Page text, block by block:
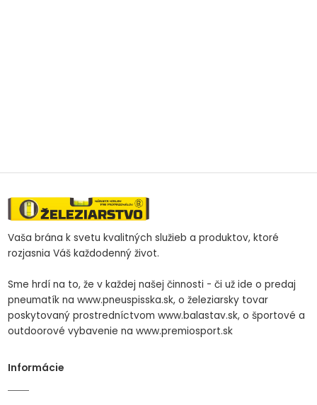
Vaša brána k svetu kvalitných služieb a produktov, ktoré
rozjasnia Váš každodenný život.
Sme hrdí na to, že v každej našej činnosti - či už ide o predaj
pneumatík na www.pneuspisska.sk, o železiarsky tovar
poskytovaný prostredníctvom www.balastav.sk, o športové a
outdoorové vybavenie na www.premiosport.sk
Informácie